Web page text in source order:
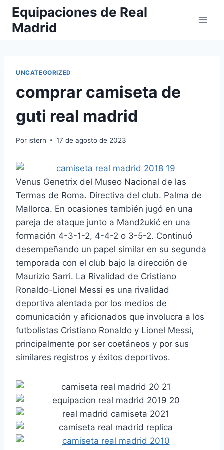
Saltar
contenido
Equipaciones de Real
Madrid
UNCATEGORIZED
comprar camiseta de
guti real madrid
Por istern 17 de agosto de 2023
Venus Genetrix del Museo Nacional de las
Termas de Roma. Directiva del club. Palma de
Mallorca. En ocasiones también jugó en una
pareja de ataque junto a Mandžukić en una
formación 4-3-1-2, 4-4-2 o 3-5-2. Continuó
desempeñando un papel similar en su segunda
temporada con el club bajo la dirección de
Maurizio Sarri. La Rivalidad de Cristiano
Ronaldo-Lionel Messi es una rivalidad
deportiva alentada por los medios de
comunicación y aficionados que involucra a los
futbolistas Cristiano Ronaldo y Lionel Messi,
principalmente por ser coetáneos y por sus
similares registros y éxitos deportivos.